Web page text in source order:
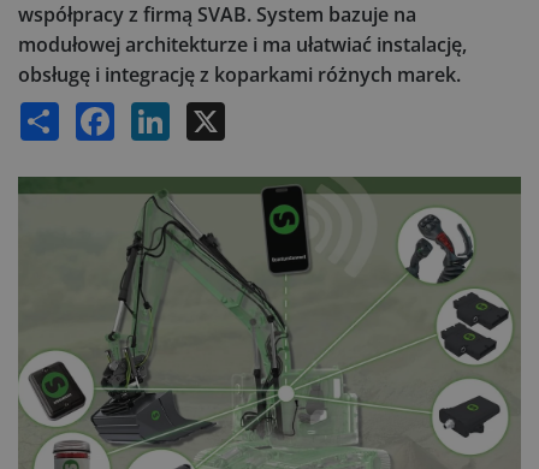
współpracy z firmą SVAB. System bazuje na
modułowej architekturze i ma ułatwiać instalację,
obsługę i integrację z koparkami różnych marek.
Share Facebook LinkedIn